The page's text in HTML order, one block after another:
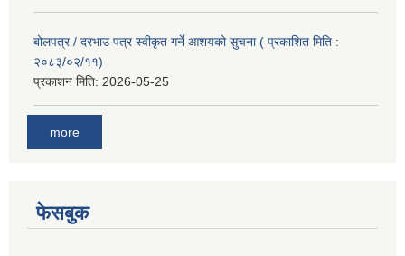
बोलपत्र / दरभाउ पत्र स्वीकृत गर्ने आशयको सुचना ( प्रकाशित मिति :
२०८३/०२/११)
प्रकाशन मिति: 2026-05-25
more
फेसबुक